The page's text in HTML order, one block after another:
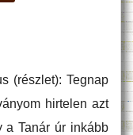
(részlet): Tegnap
hirtelen azt
a Tanár úr inkább